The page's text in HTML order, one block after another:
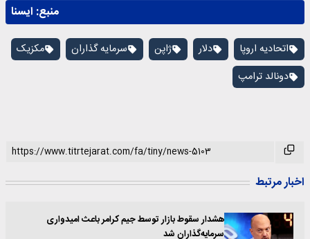
منبع: ايسنا
اتحادیه اروپا دلار ژاپن سرمایه گذاران
مکزیک
دونالد ترامپ
اخبار مرتبط
هشدار سقوط بازار توسط جیم کرامر باعث امیدواری
سرمایه‌گذاران شد